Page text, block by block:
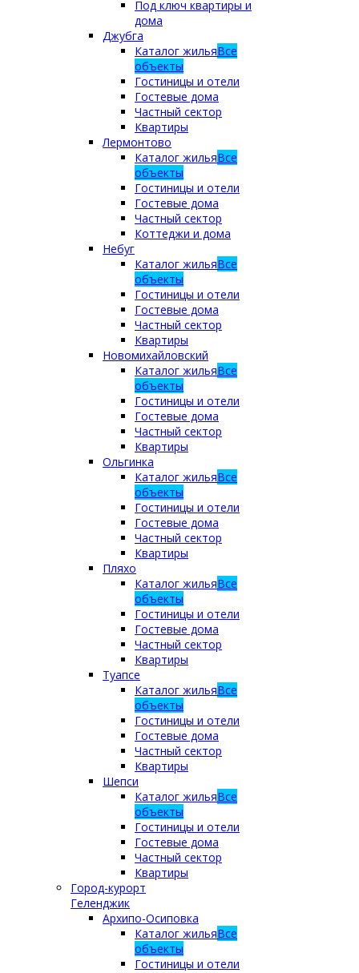
Под ключ квартиры и
дома
Джубга
Каталог жильяВсе
объекты
Гостиницы и отели
Гостевые дома
Частный сектор
Квартиры
Лермонтово
Каталог жильяВсе
объекты
Гостиницы и отели
Гостевые дома
Частный сектор
Коттеджи и дома
Небуг
Каталог жильяВсе
объекты
Гостиницы и отели
Гостевые дома
Частный сектор
Квартиры
Новомихайловский
Каталог жильяВсе
объекты
Гостиницы и отели
Гостевые дома
Частный сектор
Квартиры
Ольгинка
Каталог жильяВсе
объекты
Гостиницы и отели
Гостевые дома
Частный сектор
Квартиры
Пляхо
Каталог жильяВсе
объекты
Гостиницы и отели
Гостевые дома
Частный сектор
Квартиры
Туапсе
Каталог жильяВсе
объекты
Гостиницы и отели
Гостевые дома
Частный сектор
Квартиры
Шепси
Каталог жильяВсе
объекты
Гостиницы и отели
Гостевые дома
Частный сектор
Квартиры
Город-курорт
Геленджик
Архипо-Осиповка
Каталог жильяВсе
объекты
Гостиницы и отели